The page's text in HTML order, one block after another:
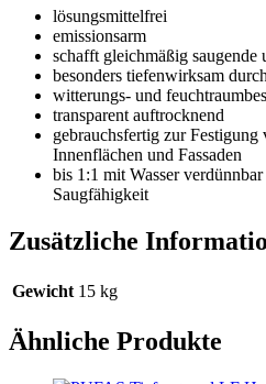
lösungsmittelfrei
emissionsarm
schafft gleichmäßig
besonders tiefenwirksam
witterungs- und
transparent auftrocknend
gebrauchsfertig zur
Innenflächen und Fassaden
bis 1:1 mit Wasser
Saugfähigkeit
Zusätzliche
Gewicht 15 kg
Ähnliche Produkte